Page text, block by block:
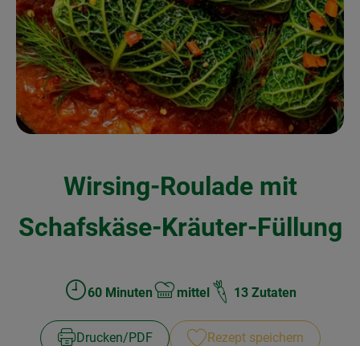
Kochen & Backen
Naturkost
Drogerie
Rezepte
Veranstaltungen
Wirsing-Roulade mit
Schafskäse-Kräuter-Füllung
Zubreitungszeit:
60 Minuten
Schwierigkeit:
mittel 13 Zutaten
Drucken​/​PDF Rezept speichern